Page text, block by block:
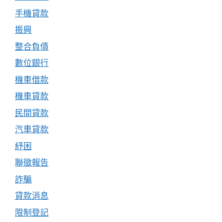
手機貸款
振興
整合負債
數位銀行
機車借款
機車貸款
民間貸款
汽車貸款
紓困
聯徵報告
詐騙
貸款消息
限制登記